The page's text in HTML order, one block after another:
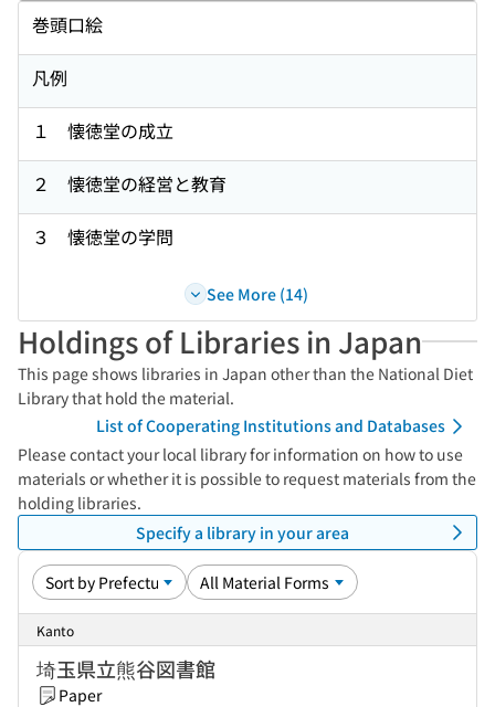
巻頭口絵
凡例
１ 懐徳堂の成立
２ 懐徳堂の経営と教育
３ 懐徳堂の学問
See More (14)
Holdings of Libraries in Japan
This page shows libraries in Japan other than the National Diet
Library that hold the material.
List of Cooperating Institutions and Databases
Please contact your local library for information on how to use
materials or whether it is possible to request materials from the
holding libraries.
Specify a library in your area
Kanto
埼玉県立熊谷図書館
Paper